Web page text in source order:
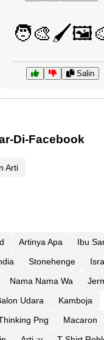
Salin
Di-Facebook
Arti
Artinya Apa
Ibu
Stonehenge
Nama Nama Wa
Udara
Kamboja
Png
Macaron